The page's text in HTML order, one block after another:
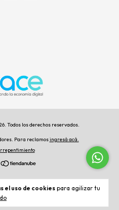
el uso de cookiespara agilizar tu
Todos los derechos reservados.
Para reclamosingresá acá.